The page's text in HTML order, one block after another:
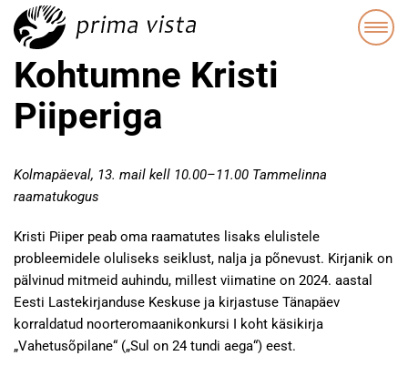
Kohtumne Kristi
Piiperiga
Kolmapäeval, 13. mail kell 10.00–11.00 Tammelinna
raamatukogus
Kristi Piiper peab oma raamatutes lisaks elulistele
probleemidele oluliseks seiklust, nalja ja põnevust. Kirjanik on
pälvinud mitmeid auhindu, millest viimatine on 2024. aastal
Eesti Lastekirjanduse Keskuse ja kirjastuse Tänapäev
korraldatud noorteromaanikonkursi I koht käsikirja
„Vahetusõpilane“ („Sul on 24 tundi aega“) eest.